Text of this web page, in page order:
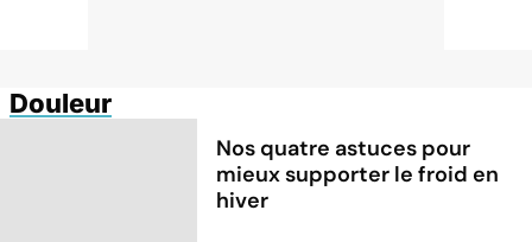
Douleur
Nos quatre astuces pour
mieux supporter le froid en
hiver